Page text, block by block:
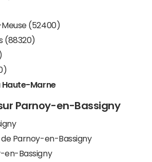
(52400)
(88320)
Haute-Marne
Parnoy-en-Bassigny
Parnoy-en-Bassigny
en-Bassigny